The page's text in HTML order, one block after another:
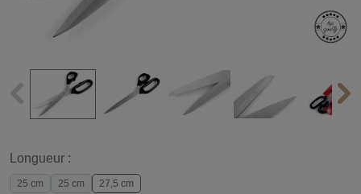
Longueur :
25 cm 25 cm 27,5 cm